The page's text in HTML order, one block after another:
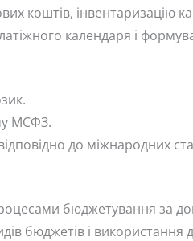
коштів, інвентаризацію
календаря і
МСФЗ.
до міжнародних
бюджетування за
бюджетів і використання